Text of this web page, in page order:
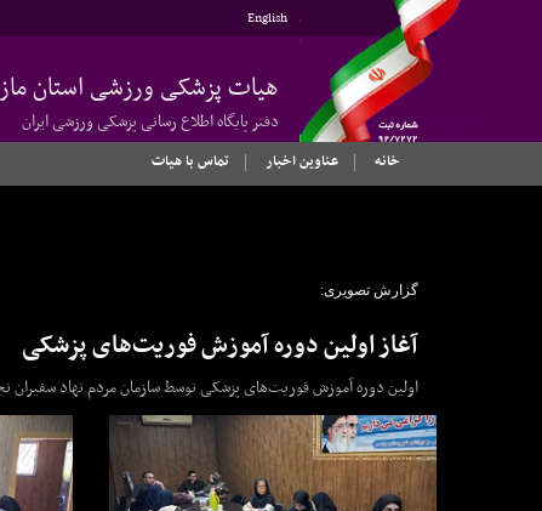
English
هیات پزشکی ورزشی استان
دفتر پایگاه اطلاع رسانی پزشکی ورزشی ایران
خانه
عناوین اخبار تماس با هیات
گزارش تصویری:
آغاز اولین دوره آموزش فوریت‌های پزشکی
اولین دوره آموزش فوریت‌های پزشکی توسط سازمان مردم نهاد